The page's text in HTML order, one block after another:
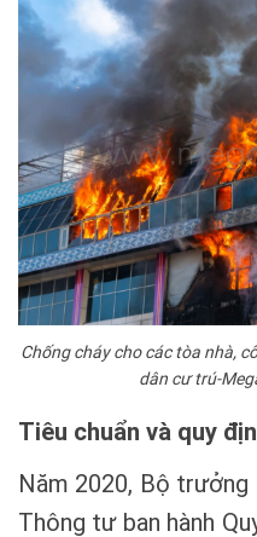
Chống cháy cho các tòa nhà,
dân cư trú-
Tiêu chuẩn và quy
Năm 2020, Bộ trưởng
Thông tư ban hành